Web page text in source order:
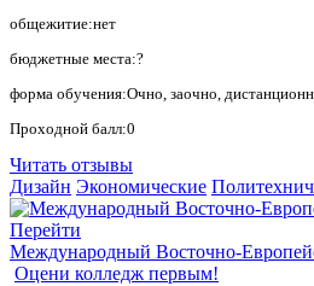
общежитие:нет
бюджетные места:?
форма обучения:Очно, заочно,
Проходной балл:0
Читать отзывы
Дизайн Экономические
Перейти
Международный Восточно-
Оцени колледж первым!